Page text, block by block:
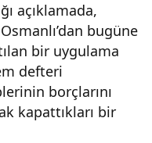
açıklamada,
bugüne
bir uygulama
defteri
borçlarını
kapattıkları bir